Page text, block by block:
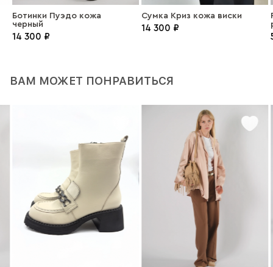
Ботинки Пуэдо кожа
черный
14 300 ₽
Сумка Криз кожа виски
14 300 ₽
ВАМ МОЖЕТ ПОНРАВИТЬСЯ